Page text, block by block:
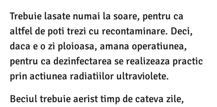
Trebuie lasate numai la soare, pentru ca
altfel de poti trezi cu recontaminare. Deci,
daca e o zi ploioasa, amana operatiunea,
pentru ca dezinfectarea se realizeaza practic
prin actiunea radiatiilor ultraviolete.
Beciul trebuie aerist timp de cateva zile,